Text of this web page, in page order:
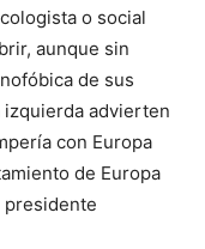
o social
aunque sin
de sus
izquierda advierten
con Europa
de Europa
presidente